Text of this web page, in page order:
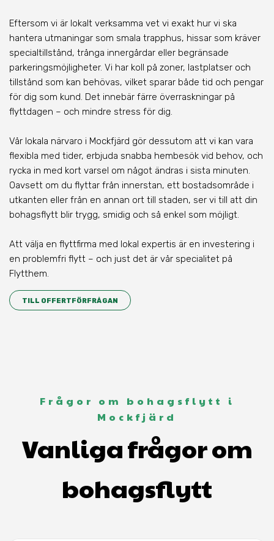
Eftersom vi är lokalt verksamma vet vi exakt hur vi ska
hantera utmaningar som smala trapphus, hissar som kräver
specialtillstånd, trånga innergårdar eller begränsade
parkeringsmöjligheter. Vi har koll på zoner, lastplatser och
tillstånd som kan behövas, vilket sparar både tid och pengar
för dig som kund. Det innebär färre överraskningar på
flyttdagen – och mindre stress för dig.
Vår lokala närvaro i Mockfjärd gör dessutom att vi kan vara
flexibla med tider, erbjuda snabba hembesök vid behov, och
rycka in med kort varsel om något ändras i sista minuten.
Oavsett om du flyttar från innerstan, ett bostadsområde i
utkanten eller från en annan ort till staden, ser vi till att din
bohagsflytt blir trygg, smidig och så enkel som möjligt.
Att välja en flyttfirma med lokal expertis är en investering i
en problemfri flytt – och just det är vår specialitet på
Flytthem.
TILL OFFERTFÖRFRÅGAN
Frågor om bohagsflytt i
Mockfjärd
Vanliga frågor om
bohagsflytt